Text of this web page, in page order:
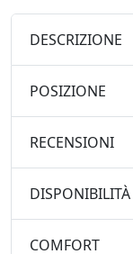
DESCRIZIONE
POSIZIONE
RECENSIONI
DISPONIBILITÀ
COMFORT